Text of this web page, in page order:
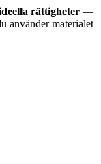
rättigheter —
använder materialet